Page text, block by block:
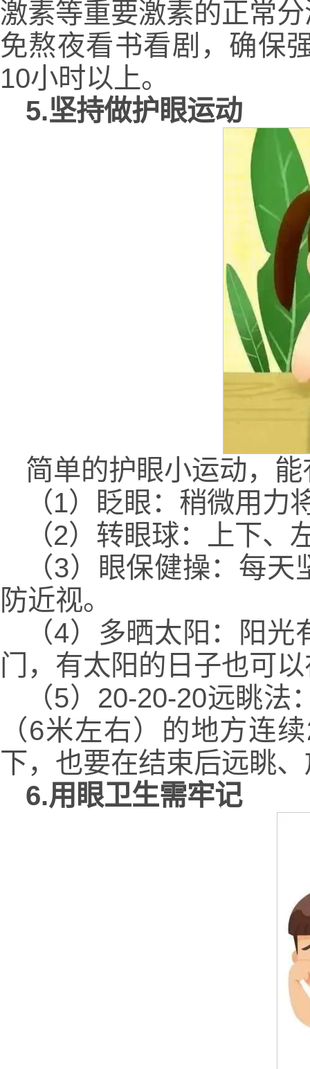
激素等重要激素的正常
免熬夜看书看剧，确保
10小时以上。
5.坚持做护眼运动
简单的护眼小运动，
（1）眨眼：稍微用
（2）转眼球：上下
（3）眼保健操：每
防近视。
（4）多晒太阳：阳
门，有太阳的日子也可
（5）20-20-20远眺
（6米左右）的地方连
下，也要在结束后远眺
6.用眼卫生需牢记